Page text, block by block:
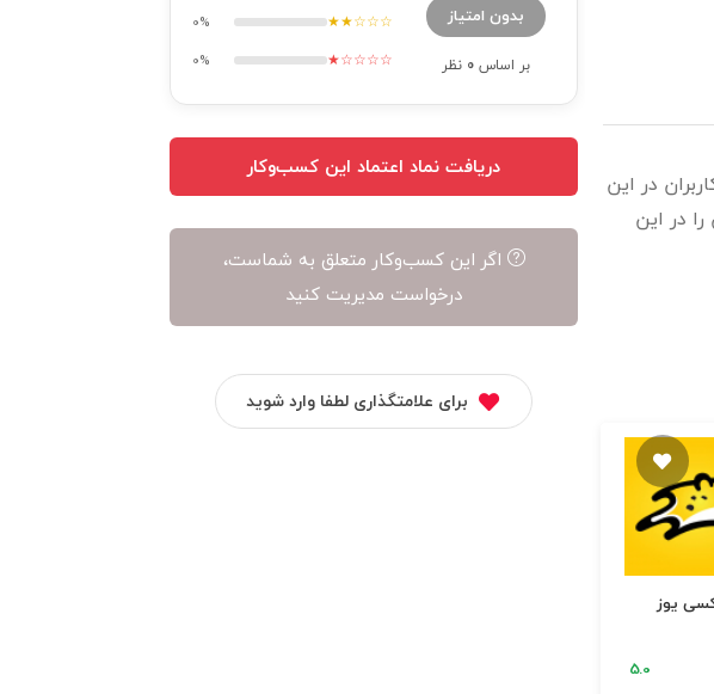
در این
در این
یوز
بدون امتیاز
بر اساس0 نظر
★★☆☆☆
0%
★☆☆☆☆
0%
دریافت نماد اعتماد این کسب‌وکار
اگر این کسب‌وکار متعلق به شماست،
درخواست مدیریت کنید
برای علامتگذاری لطفا وارد شوید